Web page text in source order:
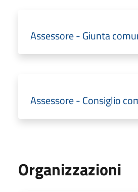
Assessore - Giunta
Assessore - Consiglio
Organizzazioni